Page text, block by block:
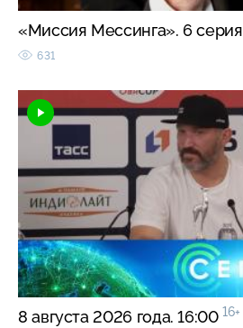
«Миссия Мессинга». 6 серия
631
8 августа 2026 года. 16:00 16+